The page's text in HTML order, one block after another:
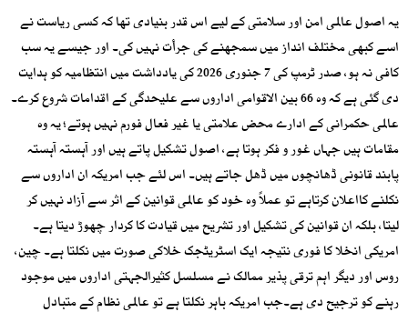
یہ اصول عالمی امن اور سلامتی کے لیے اس قدر بنیادی تھا کہ کسی ریاست نے
اسے کبھی مختلف انداز میں سمجھنے کی جرأت نہیں کی۔ اور جیسے یہ سب
کافی نہ ہو، صدر ٹرمپ کی 7 جنوری 2026 کی یادداشت میں انتظامیہ کو ہدایت
دی گئی ہے کہ وہ 66 بین الاقوامی اداروں سے علیحدگی کے اقدامات شروع کرے۔
عالمی حکمرانی کے ادارے محض علامتی یا غیر فعال فورم نہیں ہوتے؛ یہ وہ
مقامات ہیں جہاں غور و فکر ہوتا ہے، اصول تشکیل پاتے ہیں اور آہستہ آہستہ
پابند قانونی ڈھانچوں میں ڈھل جاتے ہیں۔ اس لئے جب امریکہ ان اداروں سے
نکلنے کااعلان کرتاہے تو عملاً وہ خود کو عالمی قوانین کے اثر سے آزاد نہیں کر
لیتا، بلکہ ان قوانین کی تشکیل اور تشریح میں قیادت کا کردار چھوڑ دیتا ہے۔
امریکی انخلا کا فوری نتیجہ ایک اسٹریٹجک خلاکی صورت میں نکلتا ہے۔ چین،
روس اور دیگر اہم ترقی پذیر ممالک نے مسلسل کثیرالجہتی اداروں میں موجود
رہنے کو ترجیح دی ہے۔جب امریکہ باہر نکلتا ہے تو عالمی نظام کے متبادل